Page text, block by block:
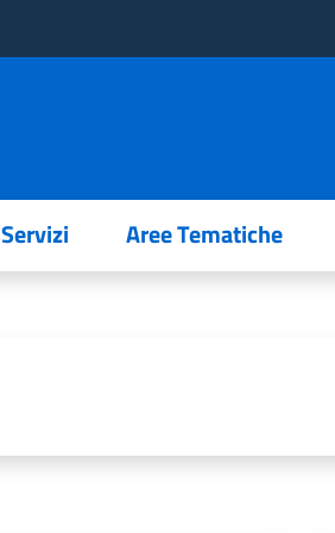
Servizi Aree Tematiche